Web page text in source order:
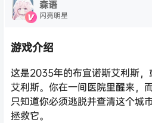
森语
闪亮明星
游戏介绍
这是2035年的布宜诺斯艾利斯
艾利斯。你在一间医院里醒来，
只知道你必须逃脱并查清这个城
拯救它。